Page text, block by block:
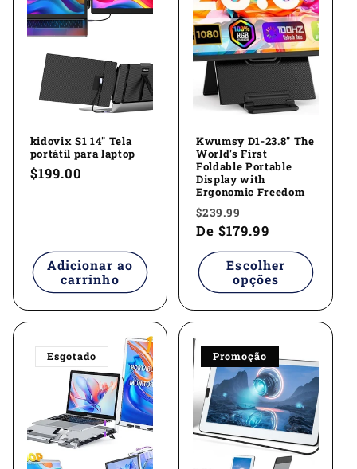
kidovix S1 14" Tela
portátil para laptop
Preço
$199.00
Adicionar ao
carrinho
Kwumsy D1-23.8" The
World's First
Foldable Portable
Display with
Ergonomic Freedom
Preço
normal
$239.99
promocional
De$179.99
Escolher
opções
Esgotado Promoção